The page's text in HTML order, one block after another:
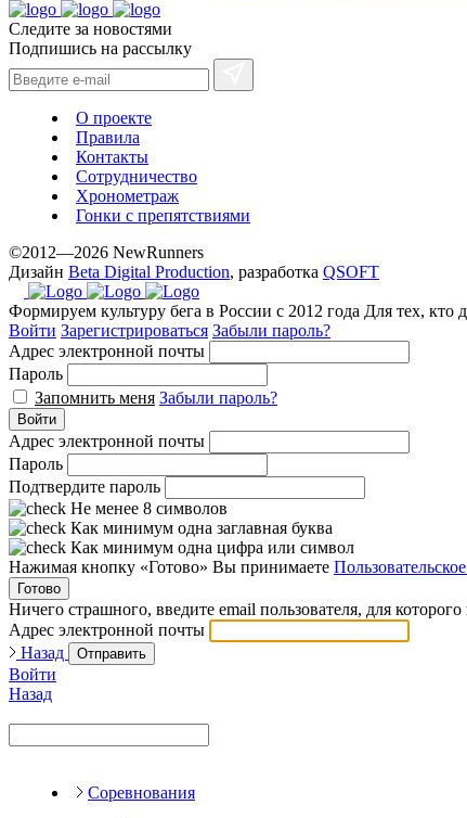
Следите за новостями
Подпишись на рассылку
О проекте
Правила
Контакты
Сотрудничество
Хронометраж
Гонки с препятствиями
©2012—2026 NewRunners
Дизайн Beta Digital Production, разработка QSOFT
Формируем культуру бега в России с 2012 года Для тех, кто
Войти Зарегистрироваться Забыли пароль?
Адрес электронной почты
Пароль
Запомнить меня Забыли пароль?
Войти
Адрес электронной почты
Пароль
Подтвердите пароль
Не менее 8 символов
Как минимум одна заглавная буква
Как минимум одна цифра или символ
Нажимая кнопку «Готово» Вы принимаете
Готово
Ничего страшного, введите email пользователя, для
Адрес электронной почты
Назад
Отправить
Войти
Назад
Соревнования